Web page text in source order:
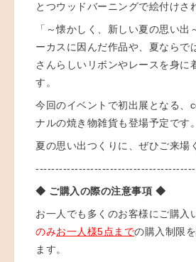
とつウッドバーニングで絵付けさ
「～懐かしく、新しい夏の思い出
ーカスに因んだ作品や、夏ならで
さんらしい リボンやレースを身に
す。
今回のイベントで初出展となる、
ナルの焼き物雑貨も登場予定です。
夏の思い出つくりに、ぜひご来場
◆ ご購入の際の注意事項 ◆
お一人でも多くのお客様にご購入
のみお一人様5点までの購入制限
ます。